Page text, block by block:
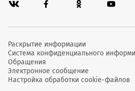
Раскрытие информации
Система конфиденциального
Обращения
Электронное сообщение
Настройка обработки cookie-файлов